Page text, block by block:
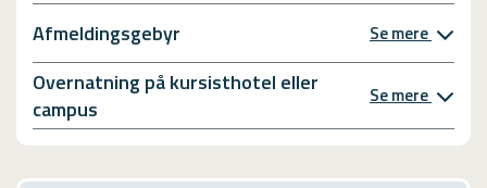
Afmeldingsgebyr Se mere
Overnatning på kursisthotel eller
campus
Se mere